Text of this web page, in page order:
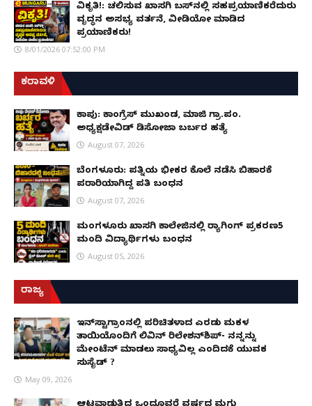
ವಿಕೃತಿ!: ಚಲಿಸುವ ಖಾಸಗಿ ಬಸ್‌ನಲ್ಲಿ ಸಹಪ್ರಯಾಣಿಕರೆದುರು
ವೃದ್ಧನ ಅಸಭ್ಯ ವರ್ತನೆ, ವೀಡಿಯೋ ಮಾಡಿದ
ಪ್ರಯಾಣಿಕರು!
8/01/2026 07:52:00 PM
ಕರಾವಳಿ
ಕಾಪು: ಕಾಂಗ್ರೆಸ್ ಮುಖಂಡ, ಮಾಜಿ ಗ್ರಾ.ಪಂ.
ಅಧ್ಯಕ್ಷಡೇವಿಡ್ ಡಿಸೋಜಾ ಬರ್ಬರ ಹತ್ಯೆ
August 07, 2026
ಬೆಂಗಳೂರು: ಪತ್ನಿಯ ಭೀಕರ ಕೊಲೆ ನಡೆಸಿ ಬಿಹಾರಕ್ಕೆ
ಪರಾರಿಯಾಗಿದ್ದ ಪತಿ ಬಂಧನ
August 07, 2026
ಮಂಗಳೂರು ಖಾಸಗಿ ಕಾಲೇಜಿನಲ್ಲಿ ರ‌್ಯಾಗಿಂಗ್ ಪ್ರಕರಣ5
ಮಂದಿ ವಿದ್ಯಾರ್ಥಿಗಳು ಬಂಧನ
August 05, 2026
ರಾಜ್ಯ
ಇನ್​ಸ್ಟಾಗ್ರಾಂನಲ್ಲಿ ಪರಿಚಿತಳಾದ ಎರಡು ಮಕ್ಕಳ
ತಾಯಿಯೊಂದಿಗೆ ಲಿವಿನ್ ರಿಲೇಶನ್​ಶಿಪ್- ನನ್ನನ್ನು
ಮೇಂಟೆನ್ ಮಾಡಲು ಸಾಧ್ಯವಿಲ್ಲ ಎಂದಿದಕ್ಕೆ ಯುವಕ
ಸುಸೈಡ್ ?
May 09, 2026